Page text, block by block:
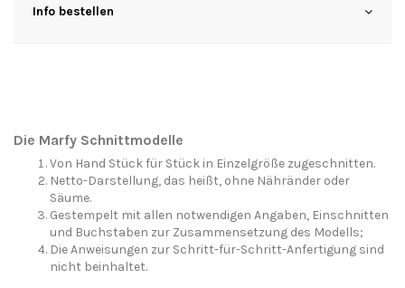
Info bestellen
Die Marfy Schnittmodelle
Von Hand Stück für Stück in Einzelgröße zugeschnitten.
Netto-Darstellung, das heißt, ohne Nähränder oder
Säume.
Gestempelt mit allen notwendigen Angaben, Einschnitten
und Buchstaben zur Zusammensetzung des Modells;
Die Anweisungen zur Schritt-für-Schritt-Anfertigung sind
nicht beinhaltet.